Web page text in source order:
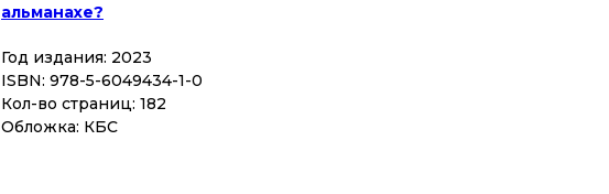
альманахе?
Год издания: 2023
ISBN: 978-5-6049434-1-0
Кол-во страниц: 182
Обложка: КБС